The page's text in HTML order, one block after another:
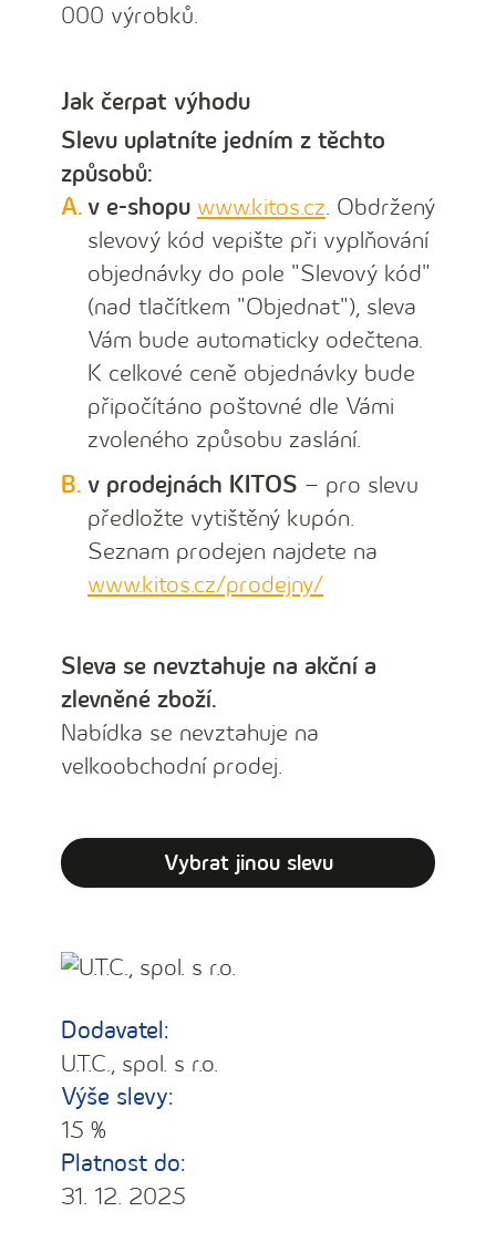
000 výrobků.
Jak čerpat výhodu
Slevu uplatníte jedním z těchto
způsobů:
v e-shopu www.kitos.cz. Obdržený
slevový kód vepište při vyplňování
objednávky do pole "Slevový kód"
(nad tlačítkem "Objednat"), sleva
Vám bude automaticky odečtena.
K celkové ceně objednávky bude
připočítáno poštovné dle Vámi
zvoleného způsobu zaslání.
v prodejnách KITOS – pro slevu
předložte vytištěný kupón.
Seznam prodejen najdete na
www.kitos.cz/prodejny/
Sleva se nevztahuje na akční a
zlevněné zboží.
Nabídka se nevztahuje na
velkoobchodní prodej.
Vybrat jinou slevu
Dodavatel:
U.T.C., spol. s r.o.
Výše slevy:
15 %
Platnost do:
31. 12. 2025